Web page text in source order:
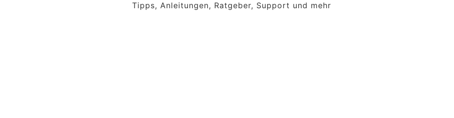
Tipps, Anleitungen, Ratgeber, Support und mehr